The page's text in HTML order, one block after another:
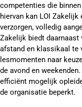
competenties die
hiervan kan LOI
verzorgen, volledig
Zakelijk biedt
afstand en klassikaal te
lesmomenten naar
de avond en
efficiënt mogelijk
de organisatie beperkt.